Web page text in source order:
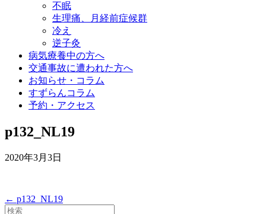
不眠
生理痛、月経前症候群
冷え
逆子灸
病気療養中の方へ
交通事故に遭われた方へ
お知らせ・コラム
すずらんコラム
予約・アクセス
p132_NL19
2020年3月3日
← p132_NL19